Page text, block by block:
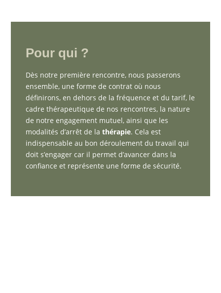
Pour qui ?
Dès notre première rencontre, nous passerons
ensemble, une forme de contrat où nous
définirons, en dehors de la fréquence et du tarif, le
cadre thérapeutique de nos rencontres, la nature
de notre engagement mutuel, ainsi que les
modalités d’arrêt de lathérapie. Cela est
indispensable au bon déroulement du travail qui
doit s’engager car il permet d’avancer dans la
confiance et représente une forme de sécurité.